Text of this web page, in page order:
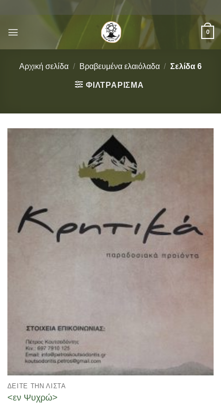
περιεχόμενο
0
Αρχική σελίδα / Βραβευμένα ελαιόλαδα / Σελίδα 6
ΦΙΛΤΡΆΡΙΣΜΑ
ΔΕΊΤΕ ΤΗΝ ΛΊΣΤΑ
<εν Ψυχρώ>